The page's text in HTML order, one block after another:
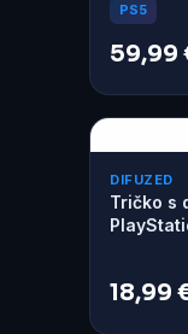
PS5
59,99
DIFUZED
Tričko s
18,99